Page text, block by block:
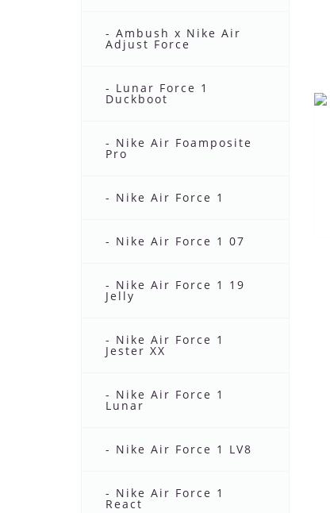
- Ambush x Nike Air
Adjust Force
- Lunar Force 1
Duckboot
- Nike Air Foamposite
Pro
- Nike Air Force 1
- Nike Air Force 1 07
- Nike Air Force 1 19
Jelly
- Nike Air Force 1
Jester XX
- Nike Air Force 1
Lunar
- Nike Air Force 1 LV8
- Nike Air Force 1
React